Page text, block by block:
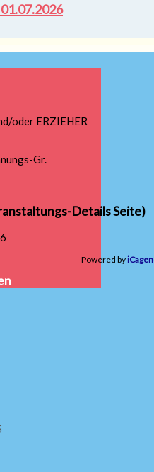
oder ERZIEHER
Gr.
Details Seite)
Powered by